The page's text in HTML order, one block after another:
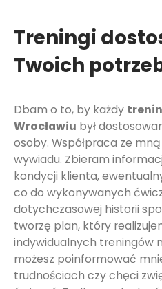
Treningi
Twoich
Dbam o to, by każdy
Wrocławiu był
osoby. Współpraca ze
wywiadu. Zbieram
kondycji klienta,
co do wykonywanych
dotychczasowej historii
tworzę plan, który
indywidualnych treningów
możesz poinformować
trudnościach czy chęci